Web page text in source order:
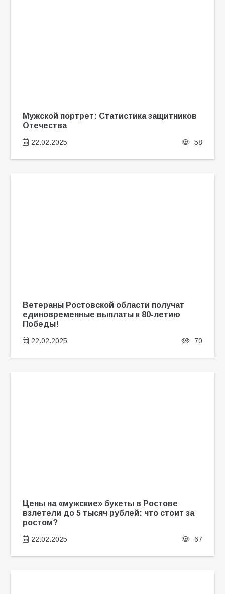
Мужской портрет: Статистика защитников
Отечества
22.02.2025 58
Ветераны Ростовской области получат
единовременные выплаты к 80-летию
Победы!
22.02.2025 70
Цены на «мужские» букеты в Ростове
взлетели до 5 тысяч рублей: что стоит за
ростом?
22.02.2025 67